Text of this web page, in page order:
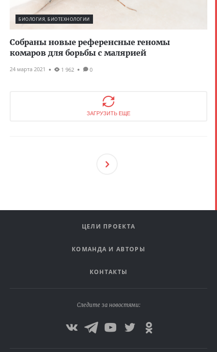
БИОЛОГИЯ, БИОТЕХНОЛОГИИ
Собраны новые референсные геномы
комаров для борьбы с малярией
24 марта 2021 1 962 0
ЗАГРУЗИТЬ ЕЩЕ
Ующ
ЦЕЛИ ПРОЕКТА
КОМАНДА И АВТОРЫ
КОНТАКТЫ
Следите за новостями: